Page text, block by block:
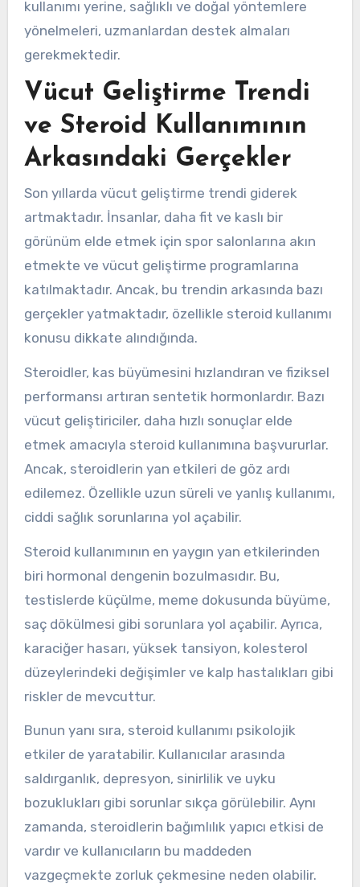
kullanımı yerine, sağlıklı ve doğal yöntemlere
yönelmeleri, uzmanlardan destek almaları
gerekmektedir.
Vücut Geliştirme Trendi
ve Steroid Kullanımının
Arkasındaki Gerçekler
Son yıllarda vücut geliştirme trendi giderek
artmaktadır. İnsanlar, daha fit ve kaslı bir
görünüm elde etmek için spor salonlarına akın
etmekte ve vücut geliştirme programlarına
katılmaktadır. Ancak, bu trendin arkasında bazı
gerçekler yatmaktadır, özellikle steroid kullanımı
konusu dikkate alındığında.
Steroidler, kas büyümesini hızlandıran ve fiziksel
performansı artıran sentetik hormonlardır. Bazı
vücut geliştiriciler, daha hızlı sonuçlar elde
etmek amacıyla steroid kullanımına başvururlar.
Ancak, steroidlerin yan etkileri de göz ardı
edilemez. Özellikle uzun süreli ve yanlış kullanımı,
ciddi sağlık sorunlarına yol açabilir.
Steroid kullanımının en yaygın yan etkilerinden
biri hormonal dengenin bozulmasıdır. Bu,
testislerde küçülme, meme dokusunda büyüme,
saç dökülmesi gibi sorunlara yol açabilir. Ayrıca,
karaciğer hasarı, yüksek tansiyon, kolesterol
düzeylerindeki değişimler ve kalp hastalıkları gibi
riskler de mevcuttur.
Bunun yanı sıra, steroid kullanımı psikolojik
etkiler de yaratabilir. Kullanıcılar arasında
saldırganlık, depresyon, sinirlilik ve uyku
bozuklukları gibi sorunlar sıkça görülebilir. Aynı
zamanda, steroidlerin bağımlılık yapıcı etkisi de
vardır ve kullanıcıların bu maddeden
vazgeçmekte zorluk çekmesine neden olabilir.